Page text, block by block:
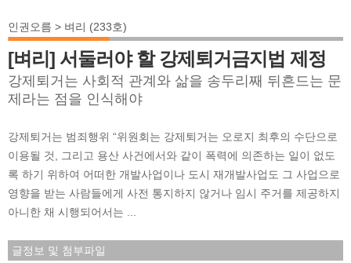
인권오름 > 벼리 (233호)
[벼리] 서둘러야 할 강제퇴거금지법 제정
강제퇴거는 사회적 관계와 삶을 송두리째 뒤흔드는 문
제라는 점을 인식해야
강제퇴거는 범죄행위 “위원회는 강제퇴거는 오로지 최후의 수단으로
이용될 것, 그리고 용산 사건에서와 같이 폭력에 의존하는 일이 없도
록 하기 위하여 어떠한 개발사업이나 도시 재개발사업도 그 사업으로
영향을 받는 사람들에게 사전 통지하지 않거나 임시 주거를 제공하지
아니한 채 시행되어서는 ...
글정보 및 첨부파일